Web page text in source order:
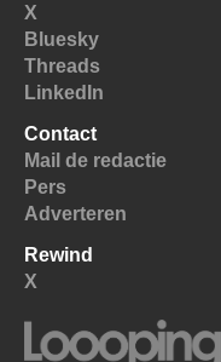
X
Bluesky
Threads
LinkedIn
Contact
Mail de redactie
Pers
Adverteren
Rewind
X